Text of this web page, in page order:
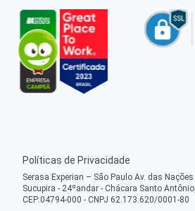
Políticas de Privacidade
Serasa Experian – São Paulo Av. das
Sucupira - 24ºandar - Chácara Santo
CEP:04794-000 - CNPJ 62.173.620/0001-80